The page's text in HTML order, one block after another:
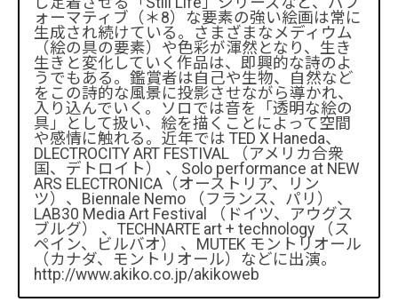
ォーマティブ（＊8）な要素の強い絵画は常に
生成され続けている。さまざまなメディウム
（絵の具の要素）や色彩が渾然となり、生き
生きと変化していく作品は、即興的な詩のよ
うでもある。鑑賞者は自己や生物、自然など
をこの詩的な風景に投影させながら導かれ、
入り込んでいく。ソロでは音を「透明な絵の
具」として扱い、絵を描くことによって空間
や感情に触れる。近年では TED X Haneda、
DLECTROCITY ART FESTIVAL （アメリカ合衆
国、デトロイト） 、Solo performance at NEW
ARS ELECTRONICA（オーストリア、リン
ツ）、Biennale Nemo （フランス、パリ） 、
LAB30 Media Art Festival （ドイツ、アウグス
ブルグ） 、TECHNARTE art + technology （ス
ペイン、ビルバオ） 、MUTEK モントリオール
（カナダ、モントリオール）などに出演。
http://www.akiko.co.jp/akikoweb